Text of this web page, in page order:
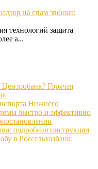
на спам звонки:
технологий защита
а...
Горячая
Нижнего
быстро и эффективно
подробная инструкция
в Россельхозбанк: